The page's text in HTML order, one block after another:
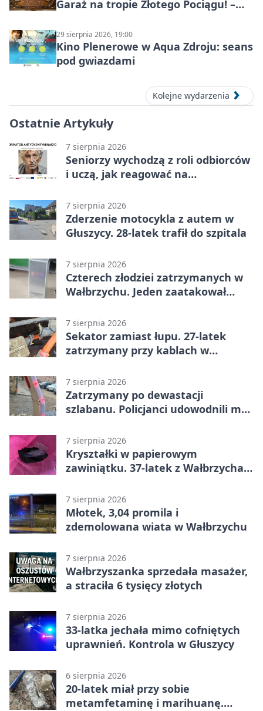
Garaż na tropie Złotego Pociągu! –
29 sierpnia 2026, 19:00
Kino Plenerowe w Aqua Zdroju: seans
pod gwiazdami
Kolejne wydarzenia
Ostatnie Artykuły
7 sierpnia 2026
Seniorzy wychodzą z roli odbiorców
i uczą, jak reagować na
7 sierpnia 2026
Zderzenie motocykla z autem w
Głuszycy. 28-latek trafił do szpitala
7 sierpnia 2026
Czterech złodziei zatrzymanych w
Wałbrzychu. Jeden zaatakował
7 sierpnia 2026
Sekator zamiast łupu. 27-latek
zatrzymany przy kablach w
7 sierpnia 2026
Zatrzymany po dewastacji
szlabanu. Policjanci udowodnili mu
7 sierpnia 2026
Kryształki w papierowym
zawiniątku. 37-latek z Wałbrzycha
7 sierpnia 2026
Młotek, 3,04 promila i
zdemolowana wiata w Wałbrzychu
7 sierpnia 2026
Wałbrzyszanka sprzedała masażer,
a straciła 6 tysięcy złotych
7 sierpnia 2026
33-latka jechała mimo cofniętych
uprawnień. Kontrola w Głuszycy
6 sierpnia 2026
20-latek miał przy sobie
metamfetaminę i marihuanę.